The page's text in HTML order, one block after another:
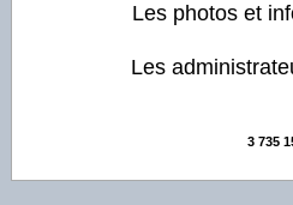
Les photos et
Les
3 735